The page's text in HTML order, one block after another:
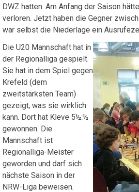
DWZ hatten. Am Anfang der Saison
verloren. Jetzt haben die Gegner
war selbst die Niederlage ein
Die U20 Mannschaft hat in
der Regionalliga gespielt.
Sie hat in dem Spiel gegen
Krefeld (dem
zweitstärksten Team)
gezeigt, was sie wirklich
kann. Dort hat Kleve 5½:½
gewonnen. Die
Mannschaft ist
Regionalliga-Meister
geworden und darf sich
nächste Saison in der
NRW-Liga beweisen.